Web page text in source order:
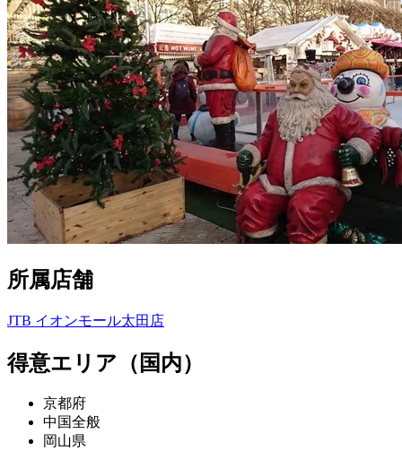
所属店舗
JTB イオンモール太田店
得意エリア（国内）
京都府
中国全般
岡山県